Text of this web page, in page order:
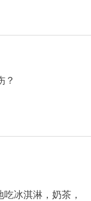
？
冰淇淋，奶茶，